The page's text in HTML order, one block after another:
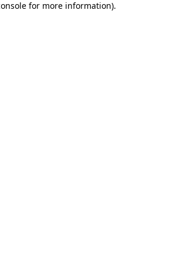
for more information).